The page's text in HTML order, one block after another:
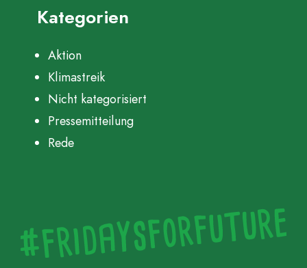
Kategorien
Aktion
Klimastreik
Nicht kategorisiert
Pressemitteilung
Rede